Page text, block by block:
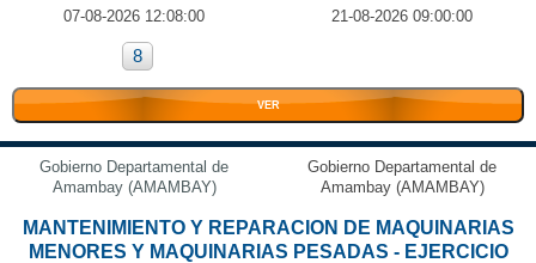
07-08-2026 12:08:00 21-08-2026 09:00:00
8
VER
Gobierno Departamental de
Amambay (AMAMBAY)
Gobierno Departamental de
Amambay (AMAMBAY)
MANTENIMIENTO Y REPARACION DE MAQUINARIAS
MENORES Y MAQUINARIAS PESADAS - EJERCICIO